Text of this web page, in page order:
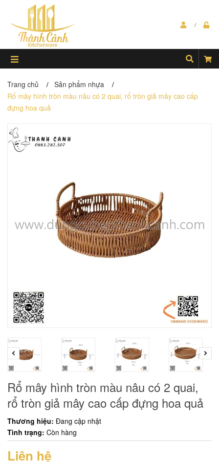
Trang chủ / Sản phẩm nhựa /
Rổ mây hình tròn màu nâu có 2 quai, rổ tròn giả mây cao cấp
đựng hoa quả
Rổ mây hình tròn màu nâu có 2 quai,
rổ tròn giả mây cao cấp đựng hoa quả
Thương hiệu: Đang cập nhật
Tình trạng: Còn hàng
Liên hệ